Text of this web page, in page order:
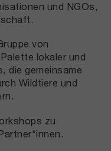
und NGOs,
von
lokaler und
die gemeinsame
Wildtiere und
zu